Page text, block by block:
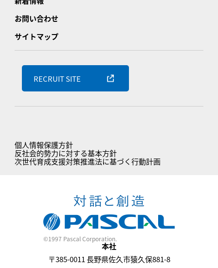
お問い合わせ
サイトマップ
RECRUIT SITE
個人情報保護方針
反社会的勢力に対する基本方針
次世代育成支援対策推進法に基づく行動計画
©1997 Pascal Corporation.
本社
〒385-0011 長野県佐久市猿久保881-8